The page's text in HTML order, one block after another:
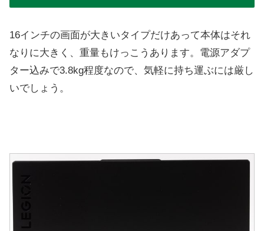
16インチの画面が大きいタイプだけあって本体はそれ
なりに大きく、重量もけっこうあります。電源アダプ
ター込みで3.8kg程度なので、気軽に持ち運ぶには厳し
いでしょう。